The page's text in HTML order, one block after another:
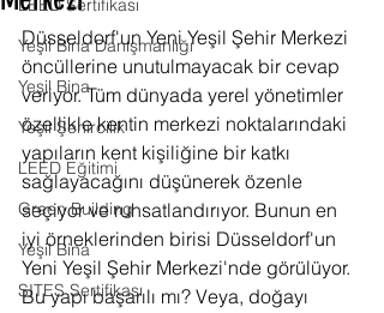
LEED Sertifikası
Yeşil Bina Danışmanlığı
Yeşil Bina
Yeşil Şehircilik
LEED Eğitimi
Green Building
Yeşil Bina
SITES Sertifikası
Düsseldorf'un Yeni Yeşil Şehir Merkezi
öncüllerine unutulmayacak bir cevap
veriyor. Tüm dünyada yerel yönetimler
özellikle kentin merkezi noktalarındaki
yapıların kent kişiliğine bir katkı
sağlayacağını düşünerek özenle
seçiyor ve ruhsatlandırıyor. Bunun en
iyi örneklerinden birisi Düsseldorf'un
Yeni Yeşil Şehir Merkezi'nde görülüyor.
Bu yapı başarılı mı? Veya, doğayı